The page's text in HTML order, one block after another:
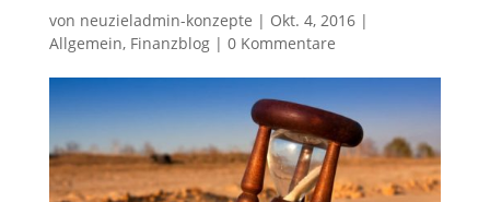
von neuzieladmin-konzepte | Okt. 4, 2016|
Allgemein, Finanzblog| 0 Kommentare